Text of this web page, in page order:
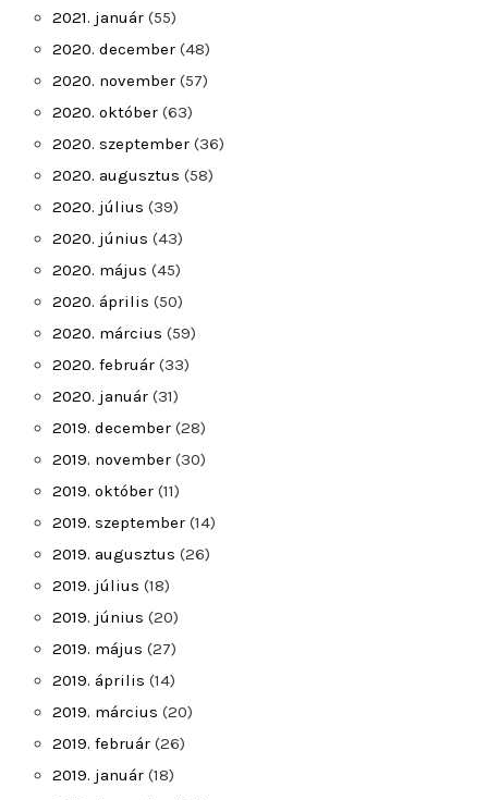
2021. január (55)
2020. december (48)
2020. november (57)
2020. október (63)
2020. szeptember (36)
2020. augusztus (58)
2020. július (39)
2020. június (43)
2020. május (45)
2020. április (50)
2020. március (59)
2020. február (33)
2020. január (31)
2019. december (28)
2019. november (30)
2019. október (11)
2019. szeptember (14)
2019. augusztus (26)
2019. július (18)
2019. június (20)
2019. május (27)
2019. április (14)
2019. március (20)
2019. február (26)
2019. január (18)